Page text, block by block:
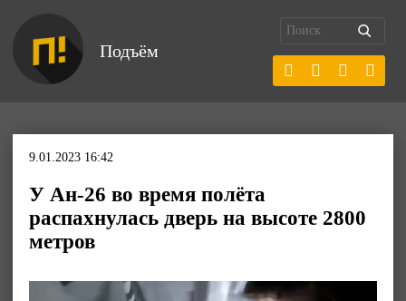
Подъём
9.01.2023 16:42
У Ан-26 во время полёта
распахнулась дверь на высоте 2800
метров